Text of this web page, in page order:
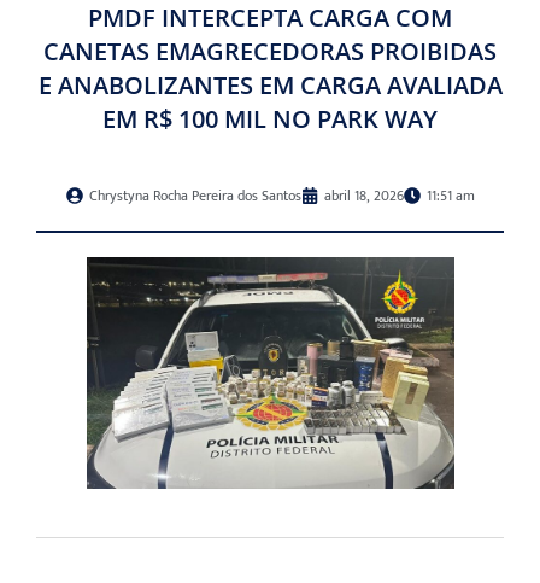
PMDF INTERCEPTA CARGA COM
CANETAS EMAGRECEDORAS PROIBIDAS
E ANABOLIZANTES EM CARGA AVALIADA
EM R$ 100 MIL NO PARK WAY
Chrystyna Rocha Pereira dos Santos abril 18, 2026 11:51 am